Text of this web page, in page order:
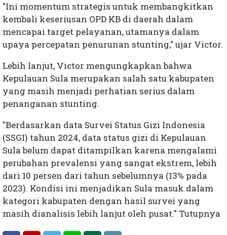
"Ini momentum strategis untuk membangkitkan
kembali keseriusan OPD KB di daerah dalam
mencapai target pelayanan, utamanya dalam
upaya percepatan penurunan stunting," ujar Victor.
Lebih lanjut, Victor mengungkapkan bahwa
Kepulauan Sula merupakan salah satu kabupaten
yang masih menjadi perhatian serius dalam
penanganan stunting.
"Berdasarkan data Survei Status Gizi Indonesia
(SSGI) tahun 2024, data status gizi di Kepulauan
Sula belum dapat ditampilkan karena mengalami
perubahan prevalensi yang sangat ekstrem, lebih
dari 10 persen dari tahun sebelumnya (13% pada
2023). Kondisi ini menjadikan Sula masuk dalam
kategori kabupaten dengan hasil survei yang
masih dianalisis lebih lanjut oleh pusat." Tutupnya